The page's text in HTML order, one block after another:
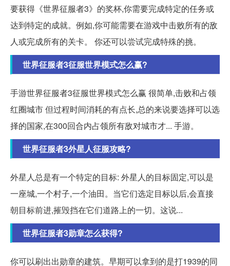
要获得《世界征服者3》的奖杯,你需要完成特定的任务或
达到特定的成就。例如,你可能需要在游戏中击败所有的敌
人或完成所有的关卡。 你还可以尝试完成特殊的挑。
世界征服者3征服世界模式怎么赢?
手游世界征服者3征服世界模式怎么赢 很简单,击败和占领
红圈城市 但过程时间消耗的有点长,总的来说要选择可以选
择的国家,在300回合内占领所有敌对城市才... 手游。
世界征服者3外星人征服攻略?
外星人总是有一个特定的目标: 外星人的目标固定,可以是
一座城,一个村子,一个油田。当它们选定目标以后,会直接
朝目标前进,摧毁挡在它们道路上的一切。这说...
世界征服者3勋章怎么获得?
你可以刷出出勋章的建筑。早期可以拿到的是打1939的同